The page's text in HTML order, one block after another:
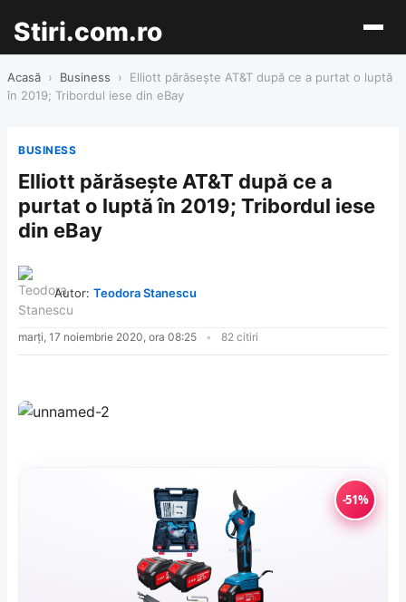
Stiri.com.ro
Acasă › Business ›
Elliott părăsește AT&T după ce a purtat o luptă
în 2019; Tribordul iese din eBay
BUSINESS
Elliott părăsește AT&T după ce a
purtat o luptă în 2019; Tribordul iese
din eBay
Autor: Teodora Stanescu
marți, 17 noiembrie 2020, ora 08:25 82 citiri
-51%